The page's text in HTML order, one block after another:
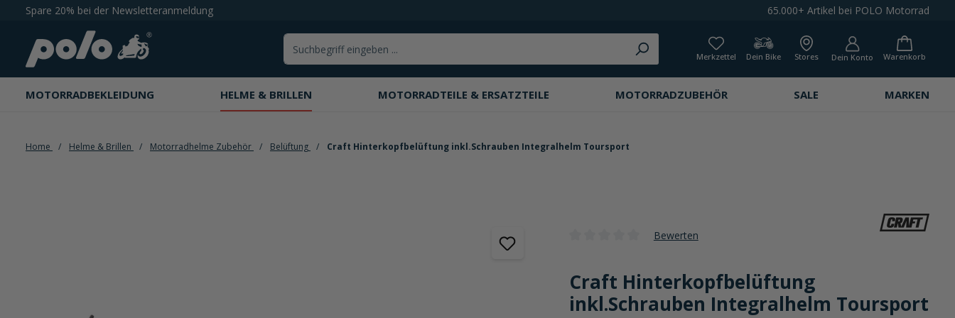
Zur Hauptnavigation springen
Spare 20% bei der Newsletteranmeldung 65.000+ Artikel bei POLO Motorrad
Merkzettel Dein Bike Stores Dein Konto Warenkorb
MOTORRADBEKLEIDUNG HELME & BRILLEN MOTORRADTEILE & ERSATZTEILE MOTORRADZUBEHÖR SALE MARKEN
Home Helme & Brillen Motorradhelme Zubehör Belüftung Craft Hinterkopfbelüftung inkl.Schrauben Integralhelm Toursport
Bewerten
Craft Hinterkopfbelüftung
inkl.Schrauben Integralhelm Toursport